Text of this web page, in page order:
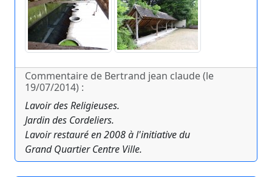
Commentaire de Bertrand jean claude (le
19/07/2014) :
Lavoir des Religieuses.
Jardin des Cordeliers.
Lavoir restauré en 2008 à l'initiative du
Grand Quartier Centre Ville.